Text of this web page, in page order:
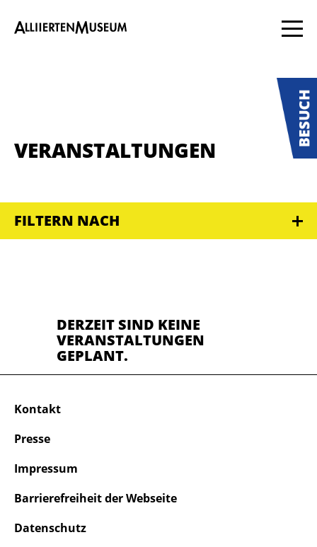
VERANSTALTUNGEN
FILTERN NACH
DERZEIT SIND KEINE
VERANSTALTUNGEN
GEPLANT.
Kontakt
Presse
Impressum
Barrierefreiheit der Webseite
Datenschutz